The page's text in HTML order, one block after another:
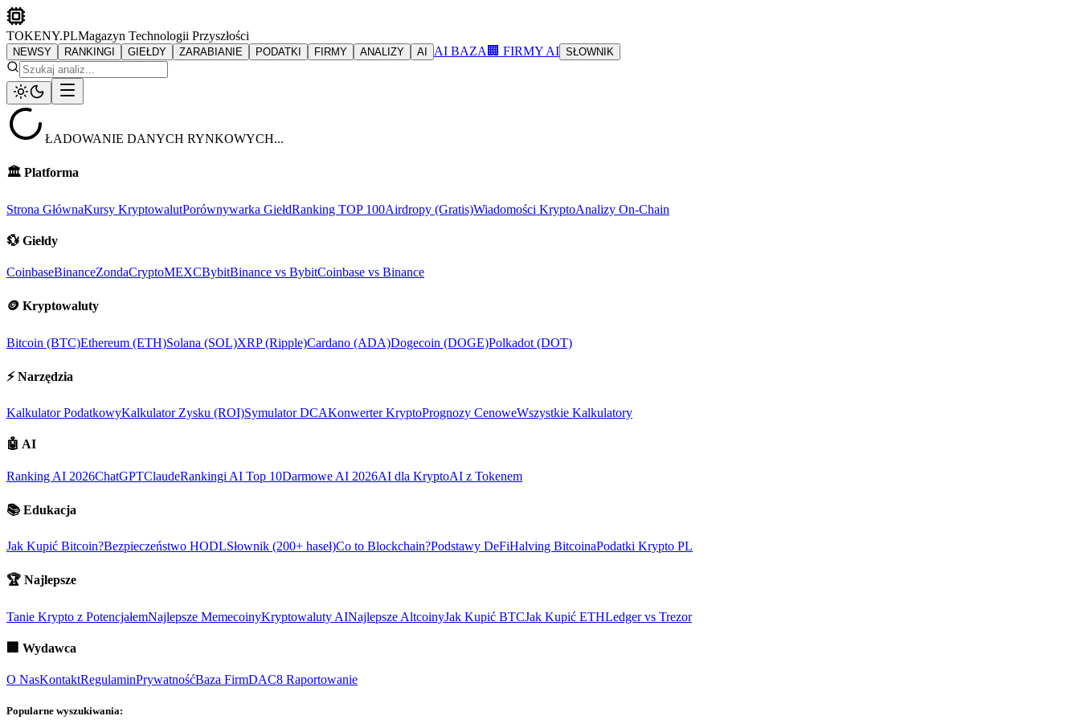
TOKENY.PLMagazyn Technologii Przyszłości
NEWSY RANKINGI GIEŁDY ZARABIANIE PODATKI FIRMY ANALIZY AI AI BAZA 🏢 FIRMY AI SŁOWNIK
ŁADOWANIE DANYCH RYNKOWYCH...
🏛️ Platforma
Strona GłównaKursy KryptowalutPorównywarka GiełdRanking TOP 100Airdropy (Gratis)Wiadomości KryptoAnalizy On-Chain
💱 Giełdy
CoinbaseBinanceZondaCryptoMEXCBybitBinance vs BybitCoinbase vs Binance
🪙 Kryptowaluty
Bitcoin (BTC)Ethereum (ETH)Solana (SOL)XRP (Ripple)Cardano (ADA)Dogecoin (DOGE)Polkadot (DOT)
⚡ Narzędzia
Kalkulator PodatkowyKalkulator Zysku (ROI)Symulator DCAKonwerter KryptoPrognozy CenoweWszystkie Kalkulatory
🤖 AI
Ranking AI 2026ChatGPTClaudeRankingi AI Top 10Darmowe AI 2026AI dla KryptoAI z Tokenem
📚 Edukacja
Jak Kupić Bitcoin?Bezpieczeństwo HODLSłownik (200+ haseł)Co to Blockchain?Podstawy DeFiHalving BitcoinaPodatki Krypto PL
🏆 Najlepsze
Tanie Krypto z PotencjałemNajlepsze MemecoinyKryptowaluty AINajlepsze AltcoinyJak Kupić BTCJak Kupić ETHLedger vs Trezor
🏢 Wydawca
O NasKontaktRegulaminPrywatnośćBaza FirmDAC8 Raportowanie
Popularne wyszukiwania: